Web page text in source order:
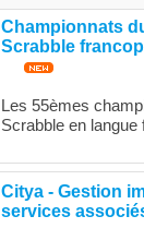
Championnats
Scrabble
Les 55èmes
Scrabble en langue
Citya - Gestion
services